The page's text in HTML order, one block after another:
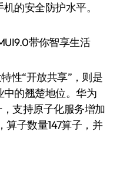
的安全防护水平。
性“开放共享”，则是
的翘楚地位。华为
支持原子化服务增加
算子数量147算子，并